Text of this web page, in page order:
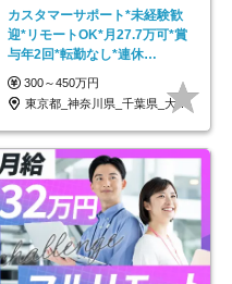
カスタマーサポート*未経験歓
迎*リモートOK*月27.7万可*賞
与年2回*転勤なし*連休
OK/ZE010232
300～450万円
東京都_神奈川県_千葉県_大阪府_愛知県…